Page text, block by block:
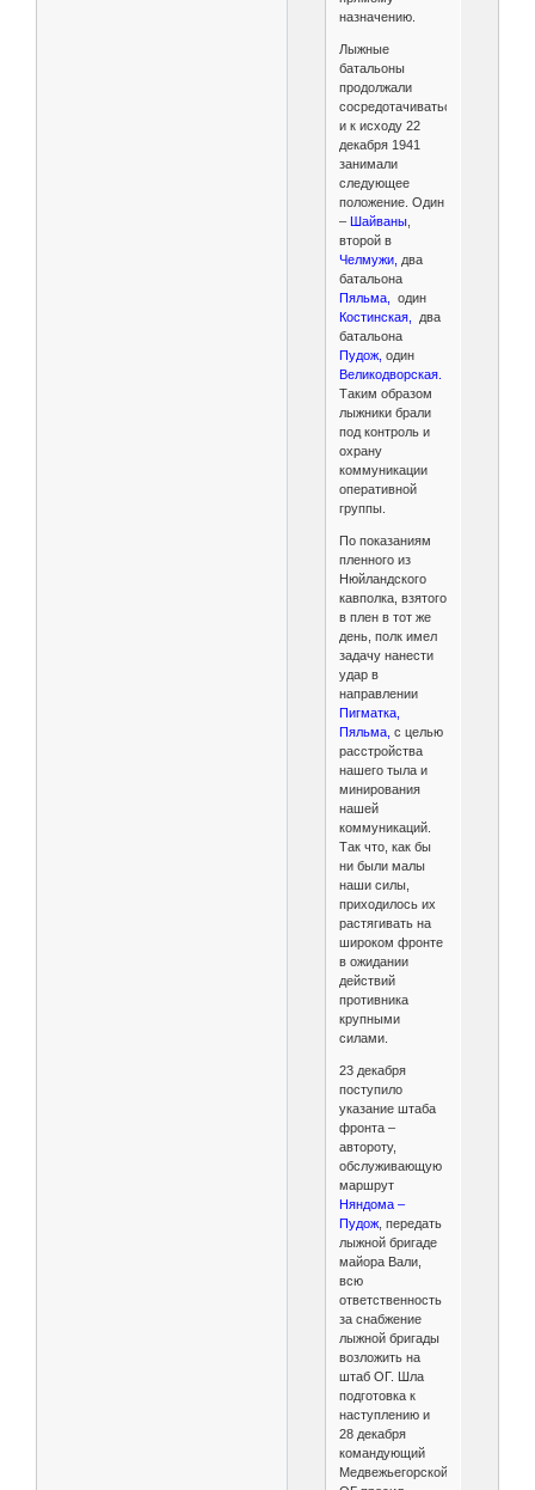
назначению.
Лыжные
батальоны
продолжали
сосредотачиваться
и к исходу 22
декабря 1941
занимали
следующее
положение. Один
–Шайваны,
второй в
Челмужи, два
батальона
Пяльма, один
Костинская, два
батальона
Пудож, один
Великодворская.
Таким образом
лыжники брали
под контроль и
охрану
коммуникации
оперативной
группы.
По показаниям
пленного из
Нюйландского
кавполка, взятого
в плен в тот же
день, полк имел
задачу нанести
удар в
направлении
Пигматка,
Пяльма, с целью
расстройства
нашего тыла и
минирования
нашей
коммуникаций.
Так что, как бы
ни были малы
наши силы,
приходилось их
растягивать на
широком фронте
в ожидании
действий
противника
крупными
силами.
23 декабря
поступило
указание штаба
фронта –
автороту,
обслуживающую
маршрут
Няндома –
Пудож, передать
лыжной бригаде
майора Вали,
всю
ответственность
за снабжение
лыжной бригады
возложить на
штаб ОГ. Шла
подготовка к
наступлению и
28 декабря
командующий
Медвежьегорской